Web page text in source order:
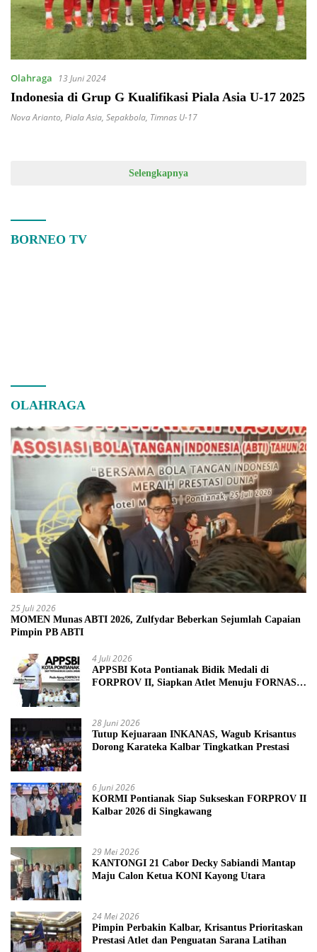
Olahraga 13 Juni 2024
Indonesia di Grup G Kualifikasi Piala Asia U-17 2025
Nova Arianto, Piala Asia, Sepakbola, Timnas U-17
Selengkapnya
BORNEO TV
OLAHRAGA
25 Juli 2026
MOMEN Munas ABTI 2026, Zulfydar Beberkan Sejumlah Capaian
Pimpin PB ABTI
4 Juli 2026
APPSBI Kota Pontianak Bidik Medali di
FORPROV II, Siapkan Atlet Menuju FORNAS
28 Juni 2026
Tutup Kejuaraan INKANAS, Wagub Krisantus
Dorong Karateka Kalbar Tingkatkan Prestasi
6 Juni 2026
KORMI Pontianak Siap Sukseskan FORPROV II
Kalbar 2026 di Singkawang
29 Mei 2026
KANTONGI 21 Cabor Decky Sabiandi Mantap
Maju Calon Ketua KONI Kayong Utara
24 Mei 2026
Pimpin Perbakin Kalbar, Krisantus Prioritaskan
Prestasi Atlet dan Penguatan Sarana Latihan